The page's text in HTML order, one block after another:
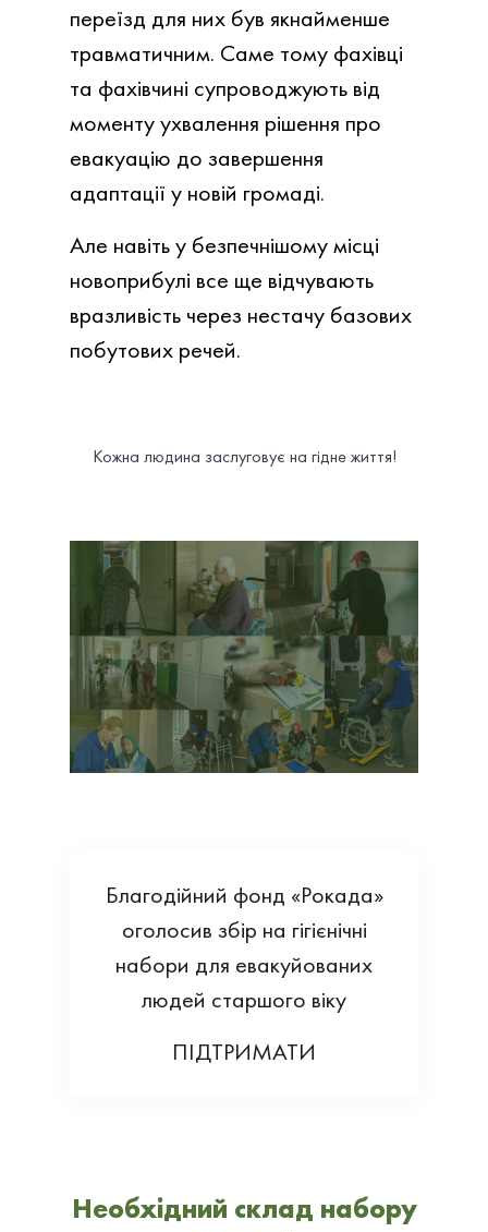
переїзд для них був якнайменше
травматичним. Саме тому фахівці
та фахівчині супроводжують від
моменту ухвалення рішення про
евакуацію до завершення
адаптації у новій громаді.
Але навіть у безпечнішому місці
новоприбулі все ще відчувають
вразливість через нестачу базових
побутових речей.
Кожна людина заслуговує на гідне життя!
Благодійний фонд «Рокада»
оголосив збір на гігієнічні
набори для евакуйованих
людей старшого віку
ПІДТРИМАТИ
Необхідний склад набору